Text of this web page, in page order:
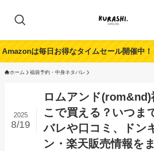
Amazonは毎日お得なタイムセール開催中！
ホーム 福袋予約・中身ネタバレ
ロムアンド(rom&nd)
こで買える？いつま
バレや口コミ、ドン
ン・楽天販売情報を
2025
8/19